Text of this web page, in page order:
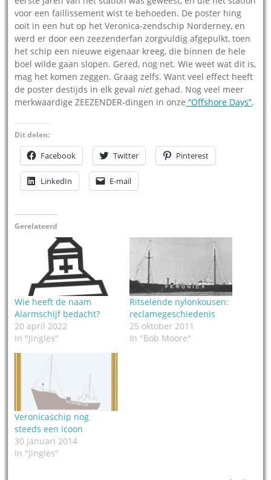
voor een faillissement wist te behoeden. De poster hing
ooit in een hut op het Veronica-zendschip Norderney, en
werd er door een zeezenderfan zorgvuldig afgepulkt, toen
het schip een nieuwe eigenaar kreeg, die binnen de hele
boel wilde gaan slopen. Gered, nog net. Wie weet wat dit is,
mag het komen zeggen. Graag zelfs. Want veel effect heeft
de poster destijds in elk gevalniet gehad. Nog veel meer
merkwaardige ZEEZENDER-dingen in onze “Offshore Days”.
Dit delen:
Facebook Twitter Pinterest
LinkedIn E-mail
Gerelateerd
Wie heeft de naam
Alarmschijf bedacht?
20 april 2022
In "Jingles"
Ritselende nylonkousen:
reclamegeschiedenis
25 oktober 2011
In "Bob Moore"
Veronicaschip nog
steeds een icoon
30 januari 2014
In "Jingles"